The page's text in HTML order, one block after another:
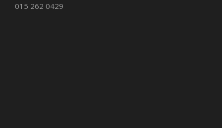
015 262 0429